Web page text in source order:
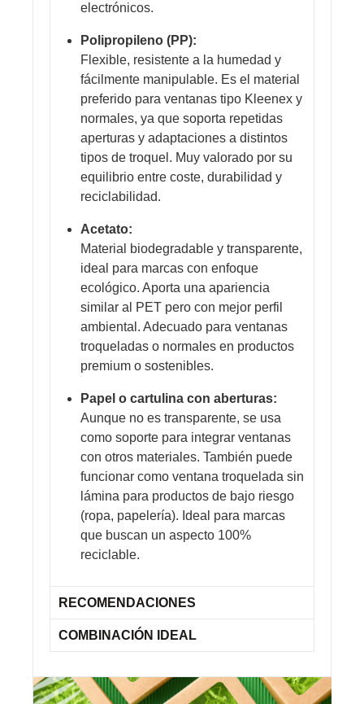
electrónicos.
Polipropileno (PP):
Flexible, resistente a la humedad y
fácilmente manipulable. Es el material
preferido para ventanas tipo Kleenex y
normales, ya que soporta repetidas
aperturas y adaptaciones a distintos
tipos de troquel. Muy valorado por su
equilibrio entre coste, durabilidad y
reciclabilidad.
Acetato:
Material biodegradable y transparente,
ideal para marcas con enfoque
ecológico. Aporta una apariencia
similar al PET pero con mejor perfil
ambiental. Adecuado para ventanas
troqueladas o normales en productos
premium o sostenibles.
Papel o cartulina con aberturas:
Aunque no es transparente, se usa
como soporte para integrar ventanas
con otros materiales. También puede
funcionar como ventana troquelada sin
lámina para productos de bajo riesgo
(ropa, papelería). Ideal para marcas
que buscan un aspecto 100%
reciclable.
RECOMENDACIONES
COMBINACIÓN IDEAL